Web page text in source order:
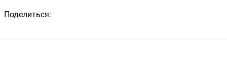
Поделиться: